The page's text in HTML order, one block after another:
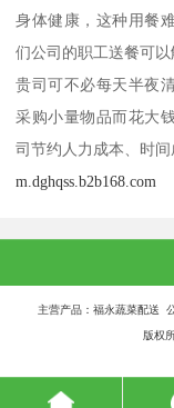
身体健康，这种用餐
们公司的职工送餐可以
贵司可不必每天半夜
采购小量物品而花大
司节约人力成本、时间
m.dghqss.b2b168.com
主营产品：福永蔬菜配送
版权